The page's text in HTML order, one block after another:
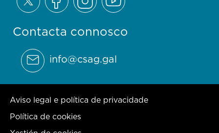
Contacta connosco
info@csag.gal
Aviso legal e política de privacidade
Política de cookies